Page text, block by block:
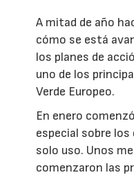
A mitad de año
cómo se está
los planes de
uno de los
Verde Europeo.
En enero
especial sobre
solo uso. Unos
comenzaron las